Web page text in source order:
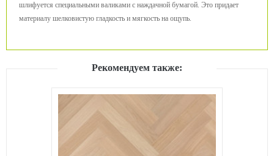
шлифуется специальными валиками с наждачной бумагой. Это придает
материалу шелковистую гладкость и мягкость на ощупь.
Рекомендуем также: